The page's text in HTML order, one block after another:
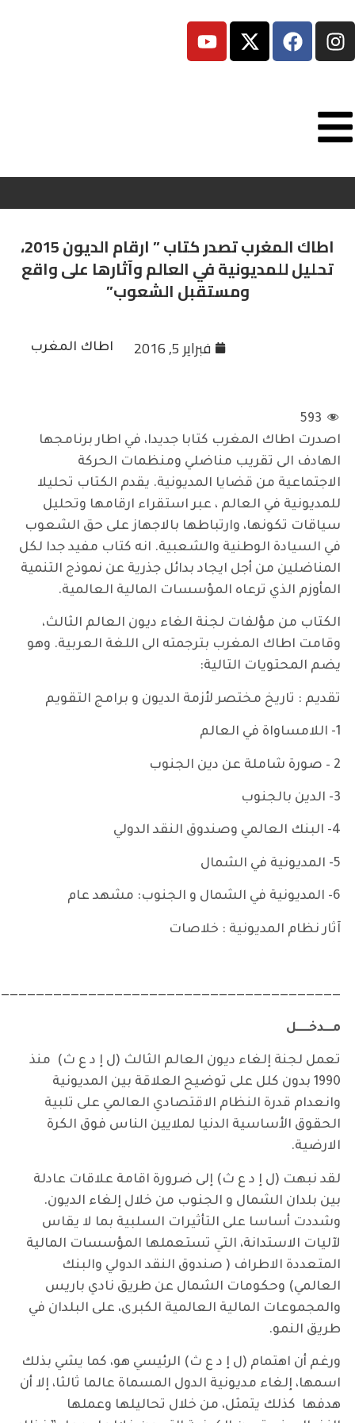
اطاك المغرب تصدر كتاب ” ارقام الديون 2015،
تحليل للمديونية في العالم وآثارها على واقع
ومستقبل الشعوب”
اطاك المغرب فبراير 5, 2016
593
اصدرت اطاك المغرب كتابا جديدا، في اطار برنامجها
الهادف الى تقريب مناضلي ومنظمات الحركة
الاجتماعية من قضايا المديونية. يقدم الكتاب تحليلا
للمديونية في العالم ، عبر استقراء ارقامها وتحليل
سياقات تكونها، وارتباطها بالاجهاز على حق الشعوب
في السيادة الوطنية والشعبية. انه كتاب مفيد جدا لكل
المناضلين من أجل ايجاد بدائل جذرية عن نموذج التنمية
المأوزم الذي ترعاه المؤسسات المالية العالمية.
الكتاب من مؤلفات لجنة الغاء ديون العالم الثالث،
وقامت اطاك المغرب بترجمته الى اللغة العربية. وهو
يضم المحتويات التالية:
تقديم : تاريخ مختصر لأزمة الديون و برامج التقويم
1- اللامساواة في العالم
2 – صورة شاملة عن دين الجنوب
3- الدين بالجنوب
4- البنك العالمي وصندوق النقد الدولي
5- المديونية في الشمال
6- المديونية في الشمال و الجنوب: مشهد عام
آثار نظام المديونية : خلاصات
مـــدخـــــل
تعمل لجنة إلغاء ديون العالم الثالث (ل إ د ع ث) منذ
1990 بدون كلل على توضيح العلاقة بين المديونية
وانعدام قدرة النظام الاقتصادي العالمي على تلبية
الحقوق الأساسية الدنيا لملايين الناس فوق الكرة
الارضية.
لقد نبهت (ل إ د ع ث) إلى ضرورة اقامة علاقات عادلة
بين بلدان الشمال و الجنوب من خلال إلغاء الديون.
وشددت أساسا على التأثيرات السلبية بما لا يقاس
لآليات الاستدانة، التي تستعملها المؤسسات المالية
المتعددة الاطراف ( صندوق النقد الدولي والبنك
العالمي) وحكومات الشمال عن طريق نادي باريس
والمجموعات المالية العالمية الكبرى، على البلدان في
طريق النمو.
ورغم أن اهتمام (ل إ د ع ث) الرئيسي هو، كما يشي بذلك
اسمها، إلغاء مديونية الدول المسماة عالما ثالثا، إلا أن
هدفها كذلك يتمثل، من خلال تحاليلها وعملها